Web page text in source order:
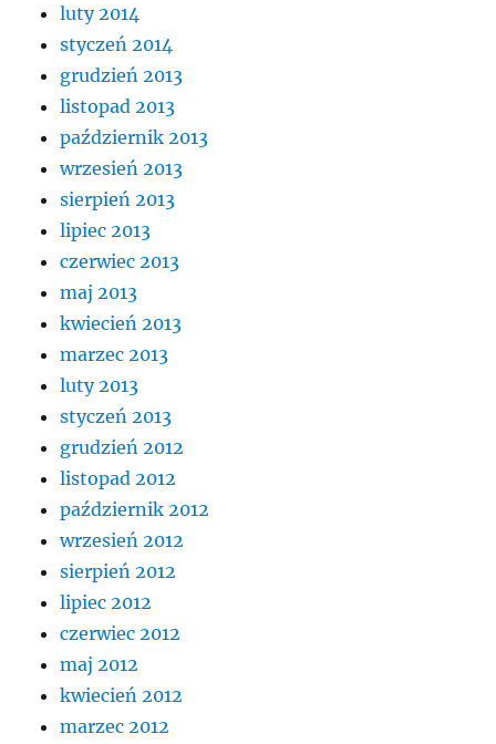
luty 2014
styczeń 2014
grudzień 2013
listopad 2013
październik 2013
wrzesień 2013
sierpień 2013
lipiec 2013
czerwiec 2013
maj 2013
kwiecień 2013
marzec 2013
luty 2013
styczeń 2013
grudzień 2012
listopad 2012
październik 2012
wrzesień 2012
sierpień 2012
lipiec 2012
czerwiec 2012
maj 2012
kwiecień 2012
marzec 2012